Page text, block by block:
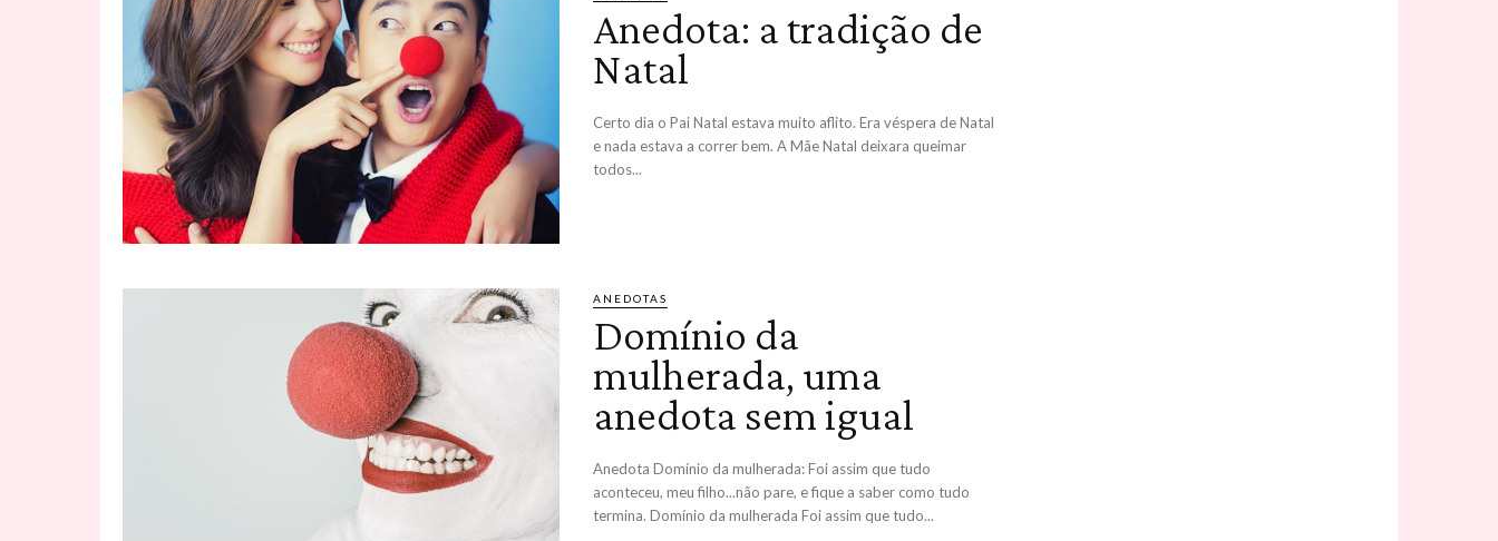
Anedota: a tradição de
Natal
Certo dia o Pai Natal estava muito aflito. Era véspera de Natal
e nada estava a correr bem. A Mãe Natal deixara queimar
todos...
ANEDOTAS
Domínio da
mulherada, uma
anedota sem igual
Anedota Domínio da mulherada: Foi assim que tudo
aconteceu, meu filho...não pare, e fique a saber como tudo
termina. Domínio da mulherada Foi assim que tudo...